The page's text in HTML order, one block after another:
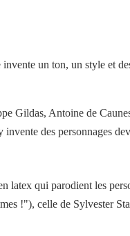
un ton, un style et
Gildas, Antoine de
des personnages
latex qui parodient les
!"), celle de Sylvester